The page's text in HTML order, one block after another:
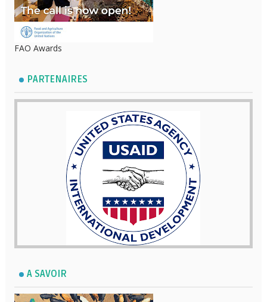
FAO Awards
PARTENAIRES
A SAVOIR